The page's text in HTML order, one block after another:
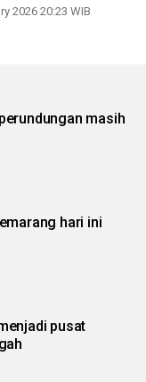
2026 20:23 WIB
masih
hari ini
pusat